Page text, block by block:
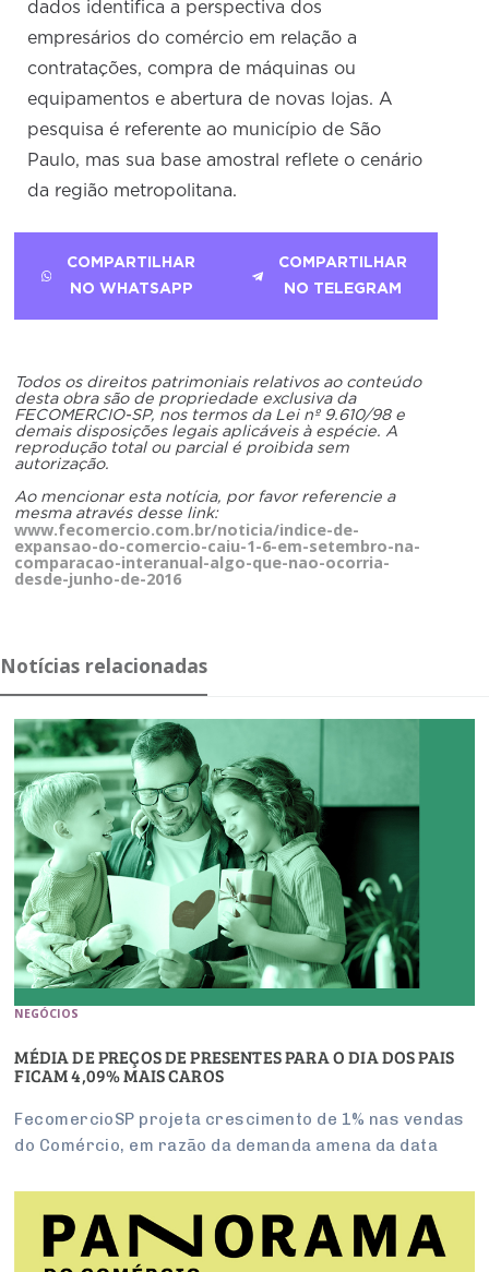
dados identifica a perspectiva dos
empresários do comércio em relação a
contratações, compra de máquinas ou
equipamentos e abertura de novas lojas. A
pesquisa é referente ao município de São
Paulo, mas sua base amostral reflete o cenário
da região metropolitana.
COMPARTILHAR
NO WHATSAPP
COMPARTILHAR
NO TELEGRAM
Todos os direitos patrimoniais relativos ao conteúdo
desta obra são de propriedade exclusiva da
FECOMERCIO-SP, nos termos da Lei nº 9.610/98 e
demais disposições legais aplicáveis à espécie. A
reprodução total ou parcial é proibida sem
autorização.
Ao mencionar esta notícia, por favor referencie a
mesma através desse link:
www.fecomercio.com.br/noticia/indice-de-
expansao-do-comercio-caiu-1-6-em-setembro-na-
comparacao-interanual-algo-que-nao-ocorria-
desde-junho-de-2016
Notícias relacionadas
NEGÓCIOS
MÉDIA DE PREÇOS DE PRESENTES PARA O DIA DOS PAIS
FICAM 4,09% MAIS CAROS
FecomercioSP projeta crescimento de 1% nas vendas
do Comércio, em razão da demanda amena da data